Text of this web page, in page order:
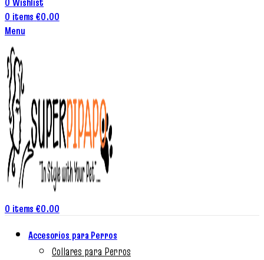
0 items €0.00
Menu
0 items €0.00
Accesorios para Perros
Collares para Perros